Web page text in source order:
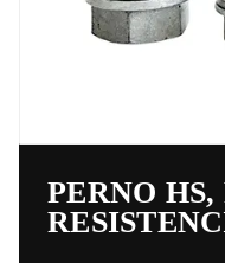
PERNO